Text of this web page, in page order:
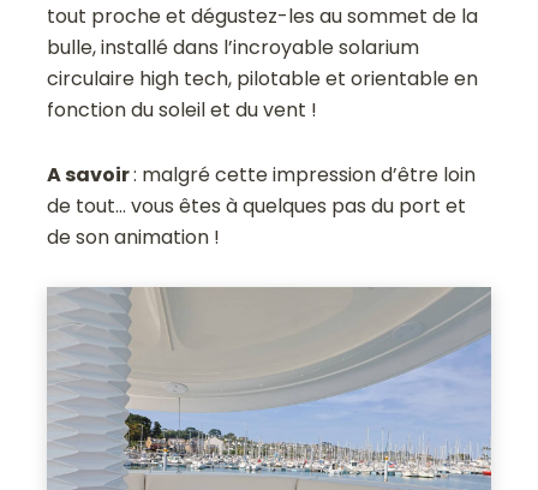
tout proche et dégustez-les au sommet de la
bulle, installé dans l’incroyable solarium
circulaire high tech, pilotable et orientable en
fonction du soleil et du vent !
A savoir: malgré cette impression d’être loin
de tout… vous êtes à quelques pas du port et
de son animation !